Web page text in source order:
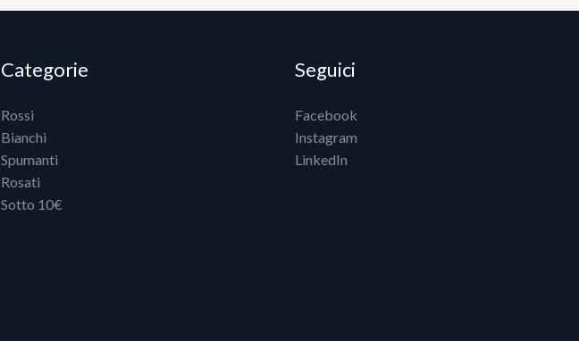
Categorie
Rossi
Bianchi
Spumanti
Rosati
Sotto 10€
Seguici
Facebook
Instagram
LinkedIn